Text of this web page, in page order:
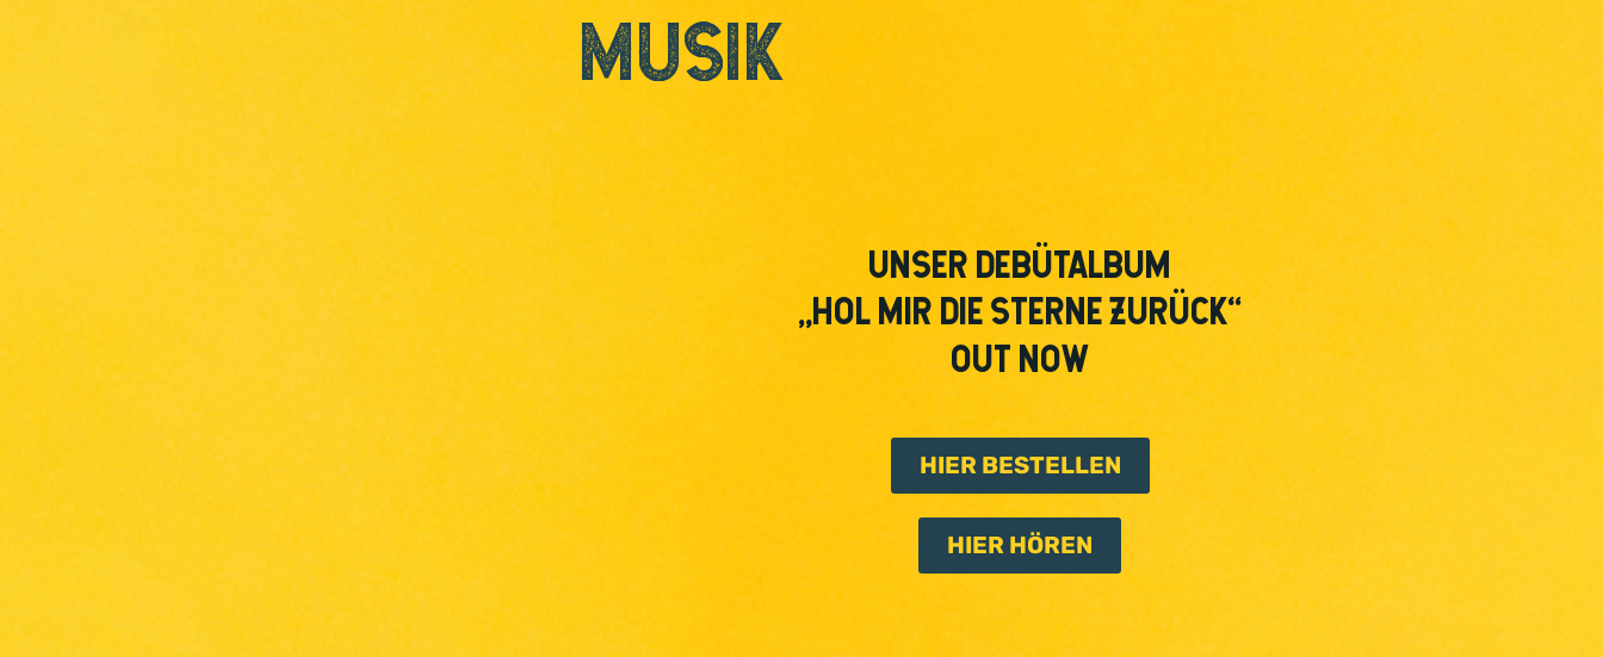
MUSIK
UNSER DEBÜTALBUM
„HOL MIR DIE STERNE ZURÜCK“
OUT NOW
HIER BESTELLEN
HIER HÖREN